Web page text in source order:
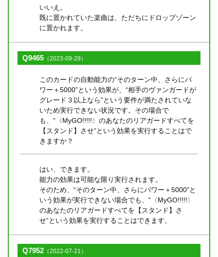
いいえ。
既に置かれていた楽曲は、ただちにドロップゾーン
に置かれます。
Q9465 （2023-09-28）
このカードの自動能力の“そのターン中、さらにパ
ワー＋5000”という効果が、“相手のヴァンガードが
グレード３以上なら”という要件が満たされていな
いため実行できない状況です。その場合で
も、“〈MyGO!!!!!〉のあなたのリアガードすべてを
【スタンド】させ”という効果を実行することはで
きますか？
はい、できます。
能力の効果は可能な限り実行されます。
そのため、“そのターン中、さらにパワー＋5000”と
いう効果が実行できない場合でも、“〈MyGO!!!!!〉
のあなたのリアガードすべてを【スタンド】さ
せ”という効果を実行することはできます。
Q7952 （2022-07-21）